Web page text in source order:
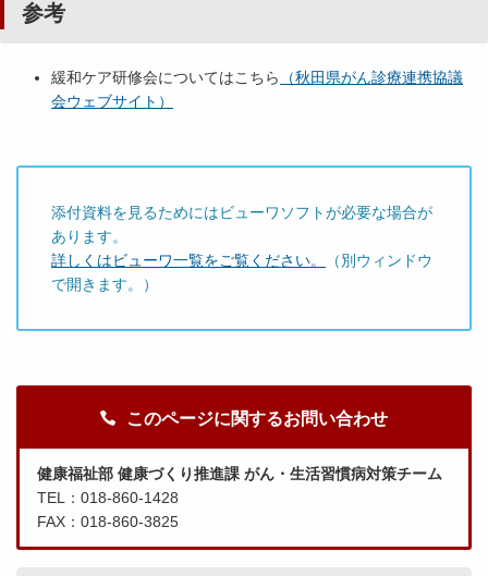
参考
緩和ケア研修会についてはこちら
（秋田県がん診療連携協議
会ウェブサイト）
添付資料を見るためにはビューワソフトが必要な場合が
あります。
詳しくはビューワ一覧をご覧ください。
（別ウィンドウ
で開きます。）
このページに関するお問い合わせ
健康福祉部 健康づくり推進課 がん・生活習慣病対策チーム
TEL：018-860-1428
FAX：018-860-3825